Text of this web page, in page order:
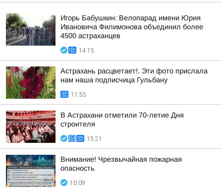
Игорь Бабушкин: Велопарад имени Юрия
Ивановича Филимонова объединил более
4500 астраханцев
14:15
Астрахань расцветает!. Эти фото прислала
нам наша подписчица Гульбану
11:55
В Астрахани отметили 70-летие Дня
строителя
15:21
Внимание! Чрезвычайная пожарная
опасность
10:09